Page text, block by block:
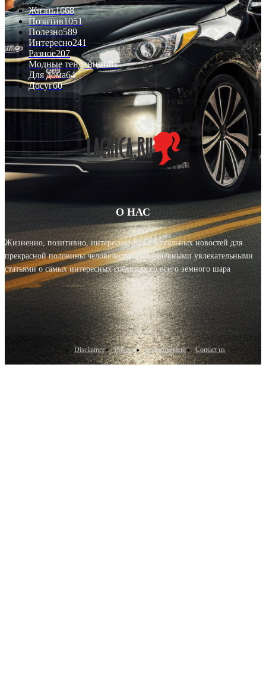
Жизнь1668
Позитив1051
Полезно589
Интересно241
Разное207
Модные тенденции81
Для дома64
Досуг60
О НАС
Жизненно, позитивно, интересно! Блог актуальных новостей для
прекрасной половины человечества с ежедневными увлекательными
статьями о самых интересных событиях со всего земного шара
Disclaimer Privacy Advertisement Contact us